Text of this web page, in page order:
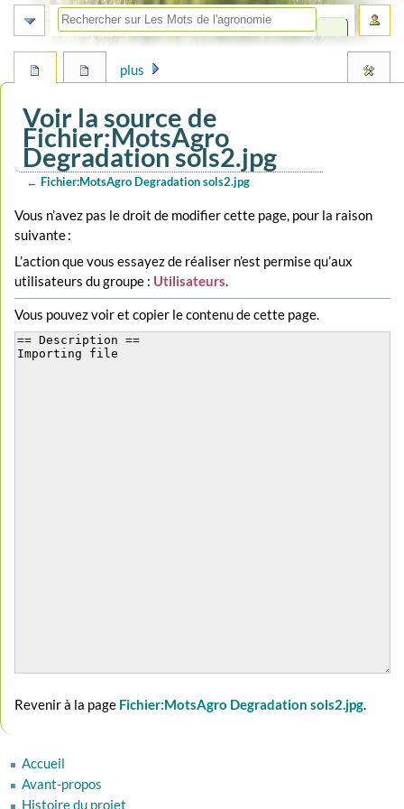
Voir la source de
Fichier:MotsAgro
Degradation sols2.jpg
← Fichier:MotsAgro Degradation sols2.jpg
Aller
à
la
navigation
Aller
à
la
recherche
Vous n’avez pas le droit de modifier cette page, pour la raison
suivante :
L’action que vous essayez de réaliser n’est permise qu’aux
utilisateurs du groupe : Utilisateurs.
Vous pouvez voir et copier le contenu de cette page.
Revenir à la page Fichier:MotsAgro Degradation sols2.jpg.
plus
Accueil
Avant-propos
Histoire du projet